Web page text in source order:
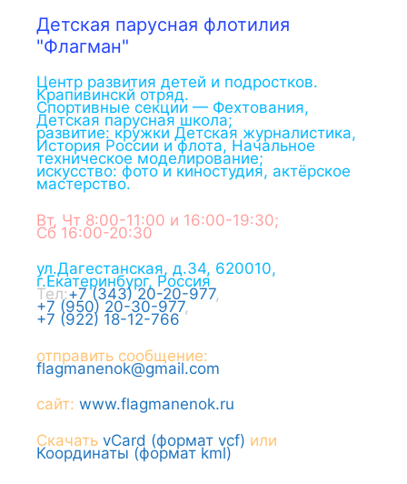
Детская парусная флотилия
"Флагман"
Центр развития детей и подростков.
Крапивинскй отряд.
Спортивные секции — Фехтования,
Детская парусная школа;
развитие: кружки Детская журналистика,
История России и флота, Начальное
техническое моделирование;
искусство: фото и киностудия, актёрское
мастерство.
Вт, Чт 8:00-11:00 и 16:00-19:30;
Сб 16:00-20:30
ул.Дагестанская, д.34, 620010,
г.Екатеринбург, Россия
Тел:+7 (343) 20-20-977,
+7 (950) 20-30-977,
+7 (922) 18-12-766
отправить сообщение:
flagmanenok@gmail.com
сайт: www.flagmanenok.ru
Скачать vCard (формат vcf) или
Координаты (формат kml)